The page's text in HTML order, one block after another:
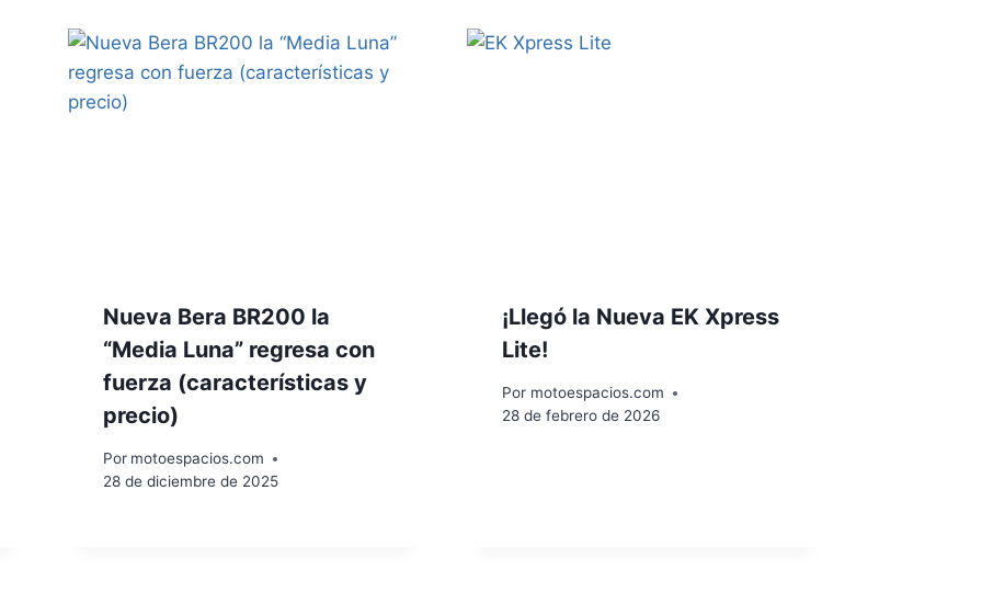
Nueva Bera BR200 la
“Media Luna” regresa con
fuerza (características y
precio)
Por motoespacios.com
28 de diciembre de 2025
¡Llegó la Nueva EK Xpress
Lite!
Por motoespacios.com
28 de febrero de 2026